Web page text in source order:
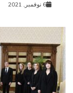
6 نوفمبر, 2021